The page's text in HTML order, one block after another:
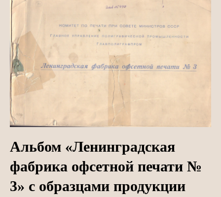
Альбом «Ленинградская
фабрика офсетной печати №
3» с образцами продукции